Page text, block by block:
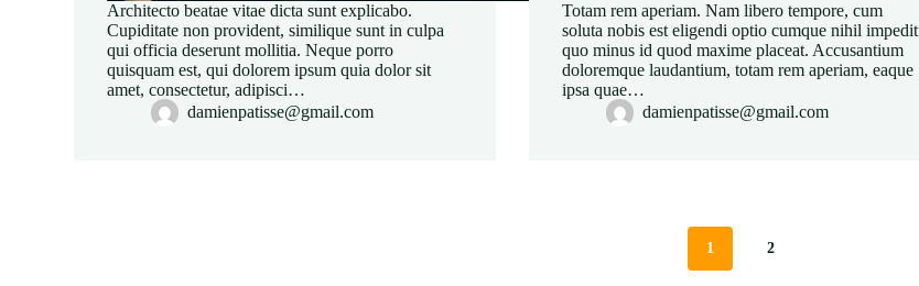
Architecto beatae vitae dicta sunt explicabo.
Cupiditate non provident, similique sunt in culpa
qui officia deserunt mollitia. Neque porro
quisquam est, qui dolorem ipsum quia dolor sit
amet, consectetur, adipisci…
damienpatisse@gmail.com
Totam rem aperiam. Nam libero tempore, cum
soluta nobis est eligendi optio cumque nihil impedit
quo minus id quod maxime placeat. Accusantium
doloremque laudantium, totam rem aperiam, eaque
ipsa quae…
damienpatisse@gmail.com
1 2